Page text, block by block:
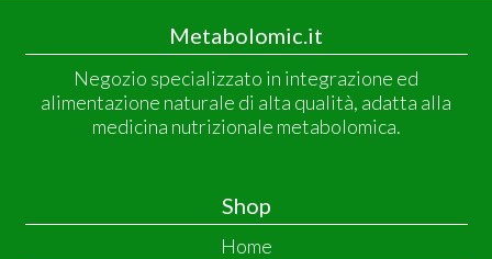
Metabolomic.it
Negozio specializzato in integrazione ed
alimentazione naturale di alta qualità, adatta alla
medicina nutrizionale metabolomica.
Shop
Home